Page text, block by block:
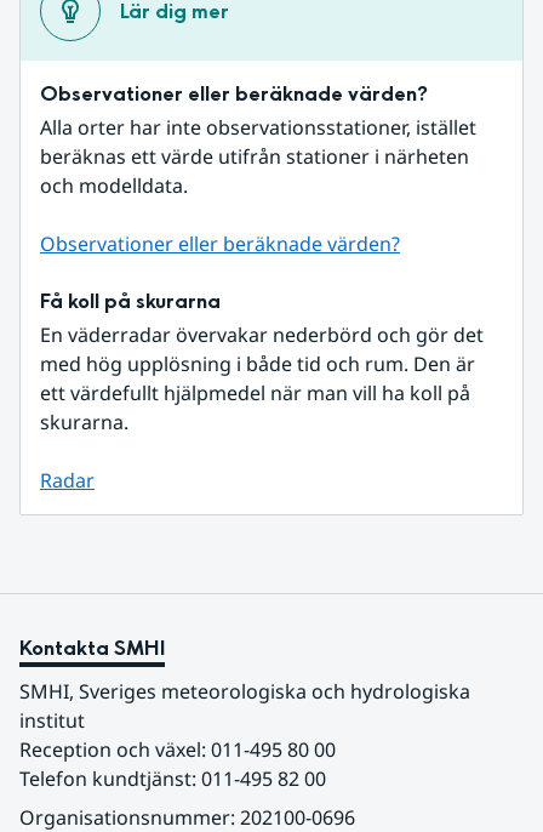
Lär dig mer
Observationer eller beräknade värden?
Alla orter har inte observationsstationer, istället
beräknas ett värde utifrån stationer i närheten
och modelldata.
Observationer eller beräknade värden?
Få koll på skurarna
En väderradar övervakar nederbörd och gör det
med hög upplösning i både tid och rum. Den är
ett värdefullt hjälpmedel när man vill ha koll på
skurarna.
Radar
Kontakta SMHI
SMHI, Sveriges meteorologiska och hydrologiska
institut
Reception och växel: 011-495 80 00
Telefon kundtjänst: 011-495 82 00
Organisationsnummer: 202100-0696